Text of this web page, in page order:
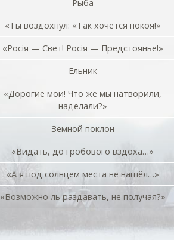
Рыба
«Ты воздохнул: «Так хочется покоя!»
«Росiя — Свет! Росiя — Предстоянье!»
Ельник
«Дорогие мои! Что же мы натворили,
наделали?»
Земной поклон
«Видать, до гробового вздоха…»
«А я под солнцем места не нашёл…»
«Возможно ль раздавать, не получая?»